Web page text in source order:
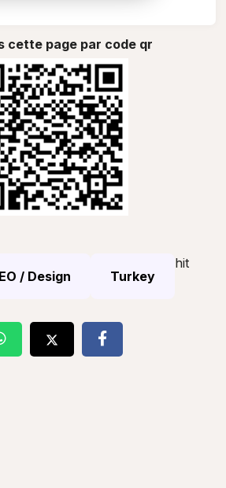
cette page par code qr
/ Design Turkey
hit